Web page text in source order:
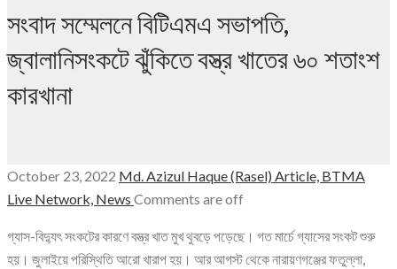
সংবাদ সম্মেলনে বিটিএমএ সভাপতি,
জ্বালানিসংকটে ঝুঁকিতে বস্ত্র খাতের ৬০ শতাংশ
কারখানা
October 23, 2022 Md. Azizul Haque (Rasel) Article, BTMA
Live Network, News Comments are off
গ্যাস-বিদ্যুৎ সংকটের কারণে বস্ত্র খাত মুখ থুবড়ে পড়েছে। গত মার্চে গ্যাসের সংকট শুরু
হয়। জুলাইয়ে পরিস্থিতি আরো খারাপ হয়। আর আগস্ট থেকে নারায়ণগঞ্জের ফতুল্লা,